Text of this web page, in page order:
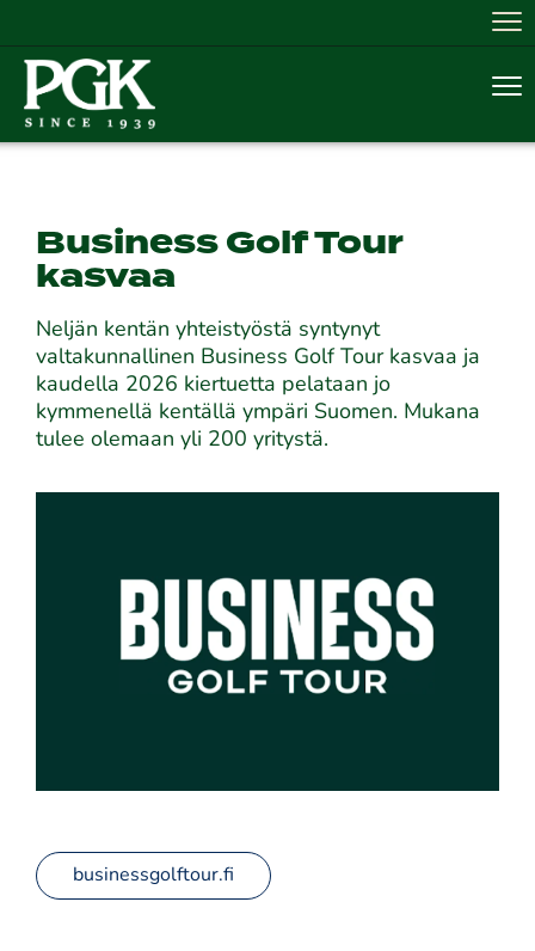
Business Golf Tour
kasvaa
Neljän kentän yhteistyöstä syntynyt
valtakunnallinen Business Golf Tour kasvaa ja
kaudella 2026 kiertuetta pelataan jo
kymmenellä kentällä ympäri Suomen. Mukana
tulee olemaan yli 200 yritystä.
businessgolftour.fi